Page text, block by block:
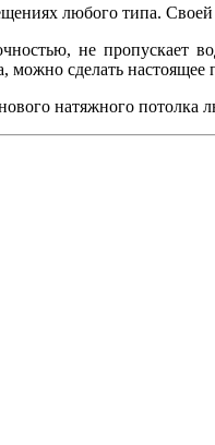
любого типа.
не пропускает
сделать настоящее
натяжного